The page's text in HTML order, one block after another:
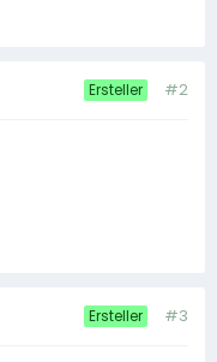
Ersteller #2
Ersteller #3